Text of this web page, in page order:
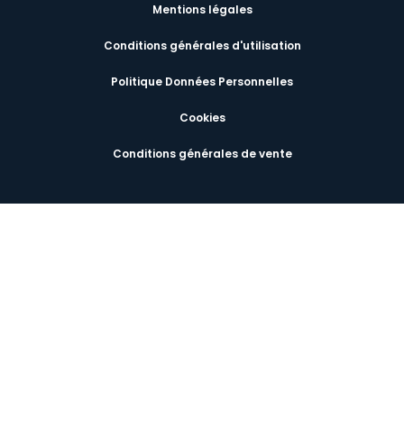
Mentions légales
Conditions générales d'utilisation
Politique Données Personnelles
Cookies
Conditions générales de vente